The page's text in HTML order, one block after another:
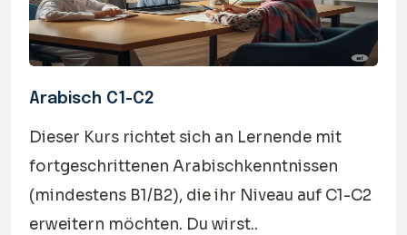
Arabisch C1-C2
Dieser Kurs richtet sich an Lernende mit
fortgeschrittenen Arabischkenntnissen
(mindestens B1/B2), die ihr Niveau auf C1-C2
erweitern möchten. Du wirst..